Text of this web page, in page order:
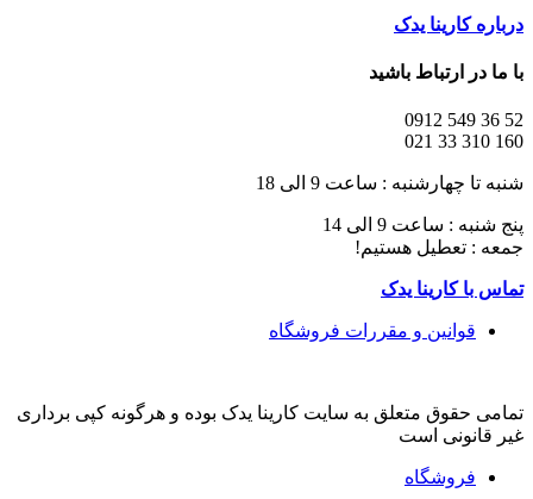
درباره کارینا یدک
با ما در ارتباط باشید
52 36 549 0912
160 310 33 021
شنبه تا چهارشنبه : ساعت 9 الی 18
پنج شنبه : ساعت 9 الی 14
جمعه : تعطیل هستیم!
تماس با کارینا یدک
قوانین و مقررات فروشگاه
تمامی حقوق متعلق به سایت کارینا یدک بوده و هرگونه کپی برداری
غیر قانونی است
فروشگاه